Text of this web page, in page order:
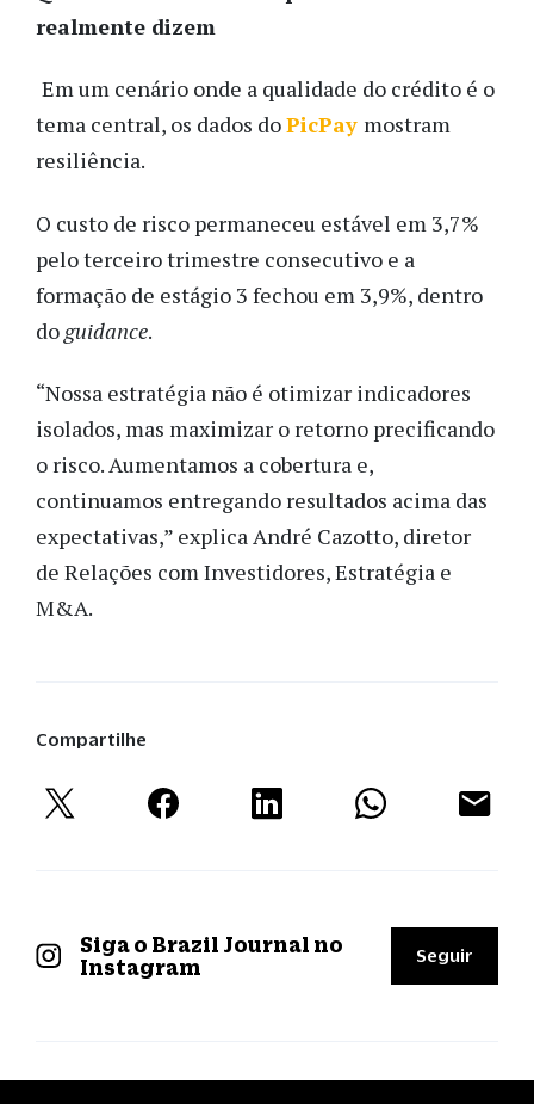
realmente dizem
Em um cenário onde a qualidade do crédito é o
tema central, os dados doPicPay mostram
resiliência.
O custo de risco permaneceu estável em 3,7%
pelo terceiro trimestre consecutivo e a
formação de estágio 3 fechou em 3,9%, dentro
do guidance.
“Nossa estratégia não é otimizar indicadores
isolados, mas maximizar o retorno precificando
o risco. Aumentamos a cobertura e,
continuamos entregando resultados acima das
expectativas,” explica André Cazotto, diretor
de Relações com Investidores, Estratégia e
M&A.
Compartilhe
Siga o Brazil Journal no
Instagram
Seguir